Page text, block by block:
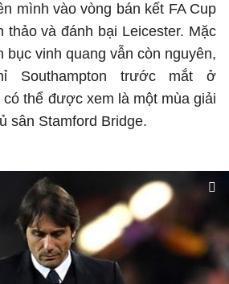
mình vào vòng bán kết FA Cup
thảo và đánh bại Leicester. Mặc
vinh quang vẫn còn nguyên,
Southampton trước mắt ở
có thể được xem là một mùa giải
sân Stamford Bridge.